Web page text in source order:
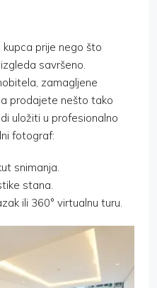
prije nego što
savršeno.
zamagljene
prodajete nešto tako
uložiti u profesionalno
fotograf:
snimanja.
stana.
ili 360° virtualnu turu.